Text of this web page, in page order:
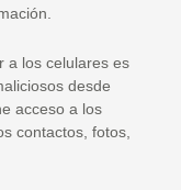
a los celulares es
desde
acceso a los
contactos, fotos,